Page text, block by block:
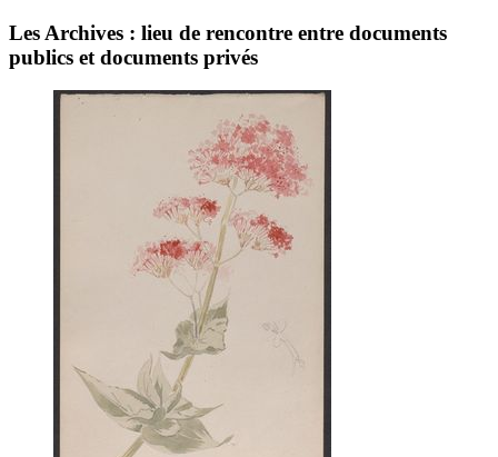
Les Archives : lieu de rencontre entre documents
publics et documents privés